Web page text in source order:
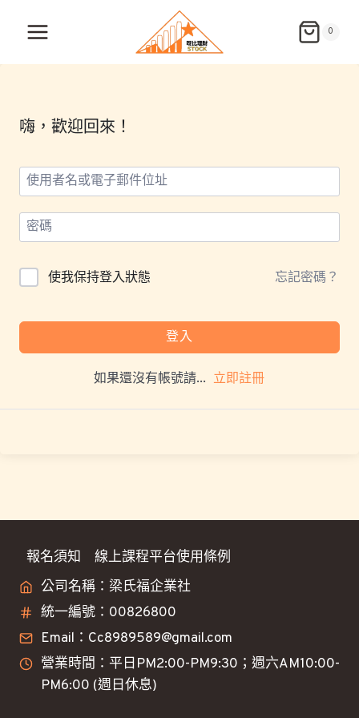
0
嗨，歡迎回來！
使我保持登入狀態 忘記密碼？
登入
如果還沒有帳號請... 立即註冊
報名須知
線上課程平台使用條例
公司名稱：梁氏福企業社
統一編號：00826800
Email：Cc8989589@gmail.com
營業時間：平日PM2:00-PM9:30；週六AM10:00-
PM6:00 (週日休息)